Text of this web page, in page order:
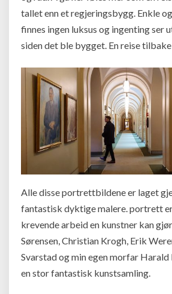
tallet enn et regjeringsbygg. Enkle
finnes ingen luksus og ingenting ser
siden det ble bygget. En reise
Alle disse portrettbildene er laget
fantastisk dyktige malere. portrett
krevende arbeid en kunstner kan
Sørensen, Christian Krogh, Erik
Svarstad og min egen morfar
en stor fantastisk kunstsamling.